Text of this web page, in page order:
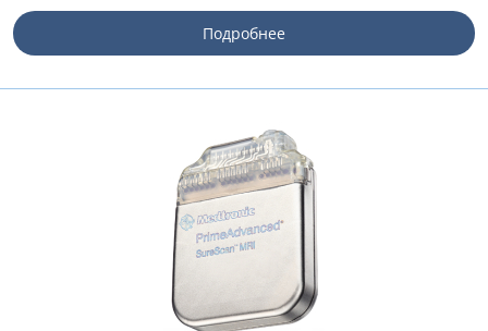
Подробнее